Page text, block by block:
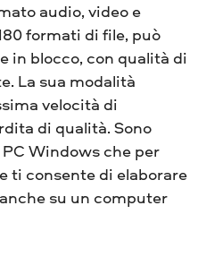
audio, video e
formati di file, può
in blocco, con qualità di
La sua modalità
velocità di
di qualità. Sono
Windows che per
ti consente di elaborare
su un computer